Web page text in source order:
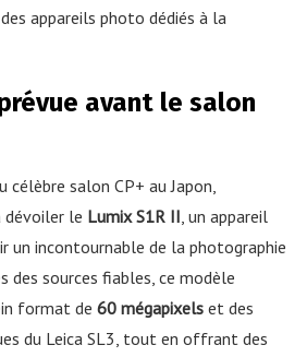
appareils photo dédiés à la
avant le salon
célèbre salon CP+ au Japon,
dévoiler le Lumix S1R II, un appareil
un incontournable de la photographie
des sources fiables, ce modèle
format de 60 mégapixels et des
du Leica SL3, tout en offrant des